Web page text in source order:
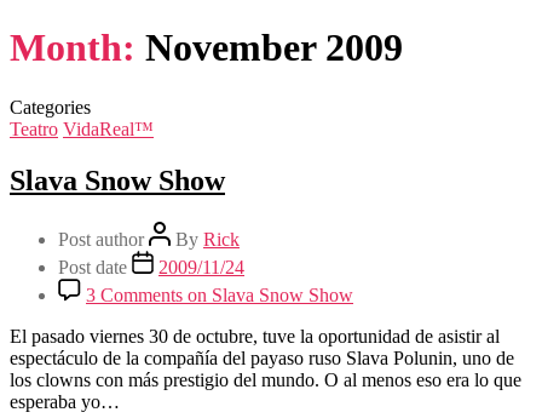
Month: November 2009
Categories
Teatro VidaReal™
Slava Snow Show
Post author By Rick
Post date
2009/11/24
3 Comments on Slava Snow Show
El pasado viernes 30 de octubre, tuve la oportunidad de asistir al
espectáculo de la compañía del payaso ruso Slava Polunin, uno de
los clowns con más prestigio del mundo. O al menos eso era lo que
esperaba yo…